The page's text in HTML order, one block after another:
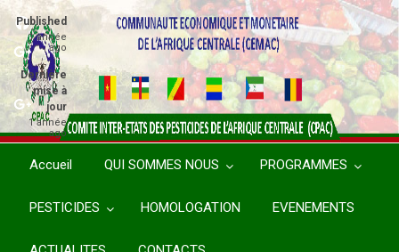
Aller
contenu
principal
Accueil QUI SOMMES NOUS PROGRAMMES
PESTICIDES HOMOLOGATION EVENEMENTS
Published
1 année
ago
Dernière
mise à
jour
1 année
ago